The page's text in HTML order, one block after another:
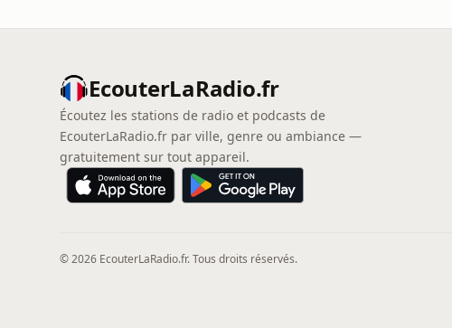
EcouterLaRadio.fr
Écoutez les stations de radio et podcasts de
EcouterLaRadio.fr par ville, genre ou ambiance —
gratuitement sur tout appareil.
© 2026 EcouterLaRadio.fr. Tous droits réservés.